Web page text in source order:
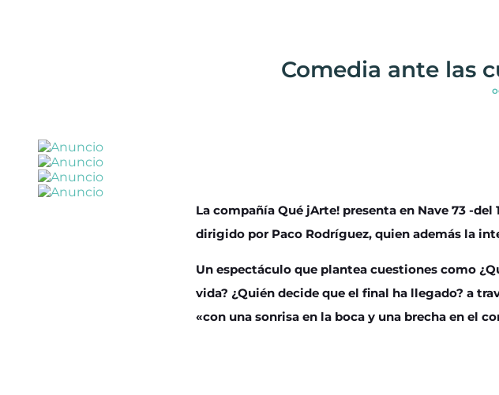
Comedia ante las
La compañía Qué jArte! presenta en Nave 73 -
dirigido por Paco Rodríguez, quien además la
Un espectáculo que plantea cuestiones como
vida? ¿Quién decide que el final ha llegado? a
«con una sonrisa en la boca y una brecha en el